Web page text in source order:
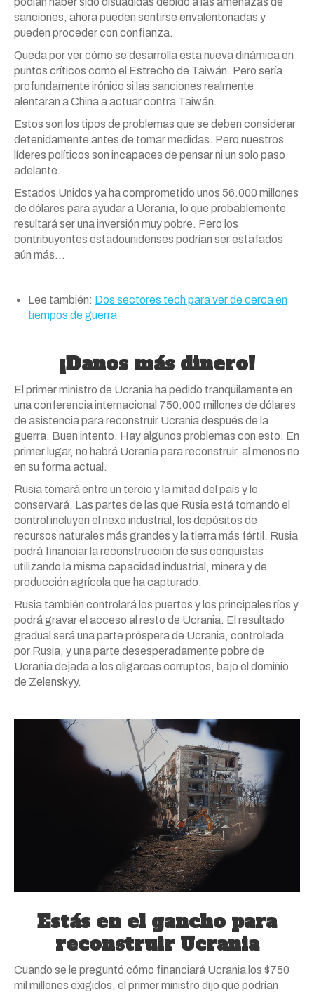
sanciones, ahora pueden sentirse envalentonadas y
pueden proceder con confianza.
Queda por ver cómo se desarrolla esta nueva dinámica en
puntos críticos como el Estrecho de Taiwán. Pero sería
profundamente irónico si las sanciones realmente
alentaran a China a actuar contra Taiwán.
Estos son los tipos de problemas que se deben considerar
detenidamente antes de tomar medidas. Pero nuestros
líderes políticos son incapaces de pensar ni un solo paso
adelante.
Estados Unidos ya ha comprometido unos 56.000 millones
de dólares para ayudar a Ucrania, lo que probablemente
resultará ser una inversión muy pobre. Pero los
contribuyentes estadounidenses podrían ser estafados
aún más…
Lee también: Dos sectores tech para ver de cerca en
tiempos de guerra
¡Danos más dinero!
El primer ministro de Ucrania ha pedido tranquilamente en
una conferencia internacional 750.000 millones de dólares
de asistencia para reconstruir Ucrania después de la
guerra. Buen intento. Hay algunos problemas con esto. En
primer lugar, no habrá Ucrania para reconstruir, al menos no
en su forma actual.
Rusia tomará entre un tercio y la mitad del país y lo
conservará. Las partes de las que Rusia está tomando el
control incluyen el nexo industrial, los depósitos de
recursos naturales más grandes y la tierra más fértil. Rusia
podrá financiar la reconstrucción de sus conquistas
utilizando la misma capacidad industrial, minera y de
producción agrícola que ha capturado.
Rusia también controlará los puertos y los principales ríos y
podrá gravar el acceso al resto de Ucrania. El resultado
gradual será una parte próspera de Ucrania, controlada
por Rusia, y una parte desesperadamente pobre de
Ucrania dejada a los oligarcas corruptos, bajo el dominio
de Zelenskyy.
Estás en el gancho para
reconstruir Ucrania
Cuando se le preguntó cómo financiará Ucrania los $750
mil millones exigidos, el primer ministro dijo que podrían